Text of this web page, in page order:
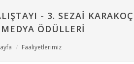
- 3. SEZAİ KARAKOÇ
ÖDÜLLERİ
Faaliyetlerimiz